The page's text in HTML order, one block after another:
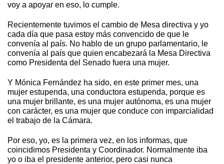
voy a apoyar en eso, lo cumple.
Recientemente tuvimos el cambio de Mesa directiva y yo
cada día que pasa estoy más convencido de que le
convenía al país. No hablo de un grupo parlamentario, le
convenía al país que quien encabezará la Mesa Directiva
como Presidenta del Senado fuera una mujer.
Y Mónica Fernández ha sido, en este primer mes, una
mujer estupenda, una conductora estupenda, porque es
una mujer brillante, es una mujer autónoma, es una mujer
con carácter, es una mujer que conduce con imparcialidad
el trabajo de la Cámara.
Por eso, yo, es la primera vez, en los informas, que
coincidimos Presidenta y Coordinador. Normalmente iba
yo o iba el presidente anterior, pero casi nunca